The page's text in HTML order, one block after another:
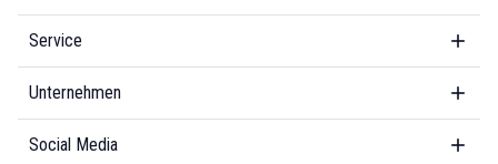
Service
Unternehmen
Social Media